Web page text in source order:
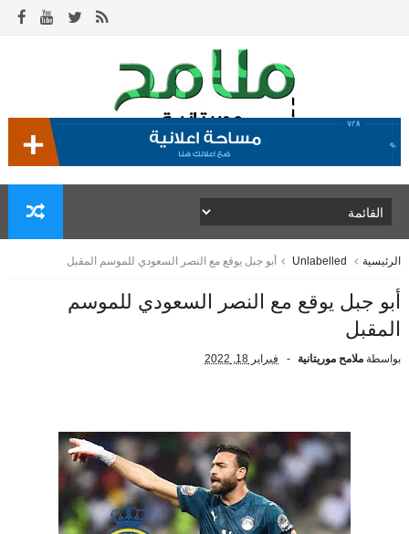
الرئيسية أبو جبل يوقع مع النصر السعودي للموسم المقبل
أبو جبل يوقع مع النصر السعودي للموسم
المقبل
بواسطة ملامح موريتانية فبراير 18, 2022